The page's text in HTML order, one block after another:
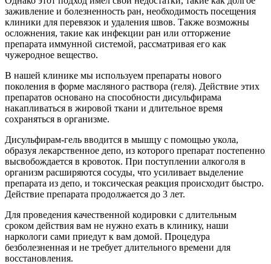
заживление и болезненность ран, необходимость посещения
клиники для перевязок и удаления швов. Также возможны
осложнения, такие как инфекции ран или отторжение
препарата иммунной системой, рассматривая его как
чужеродное вещество.
В нашей клинике мы используем препараты нового
поколения в форме масляного раствора (геля). Действие этих
препаратов основано на способности дисульфирама
накапливаться в жировой ткани и длительное время
сохраняться в организме.
Дисульфирам-гель вводится в мышцу с помощью укола,
образуя лекарственное депо, из которого препарат постепенно
высвобождается в кровоток. При поступлении алкоголя в
организм расширяются сосуды, что усиливает выделение
препарата из депо, и токсическая реакция происходит быстро.
Действие препарата продолжается до 3 лет.
Для проведения качественной кодировки с длительным
сроком действия вам не нужно ехать в клинику, наши
наркологи сами приедут к вам домой. Процедура
безболезненная и не требует длительного времени для
восстановления.